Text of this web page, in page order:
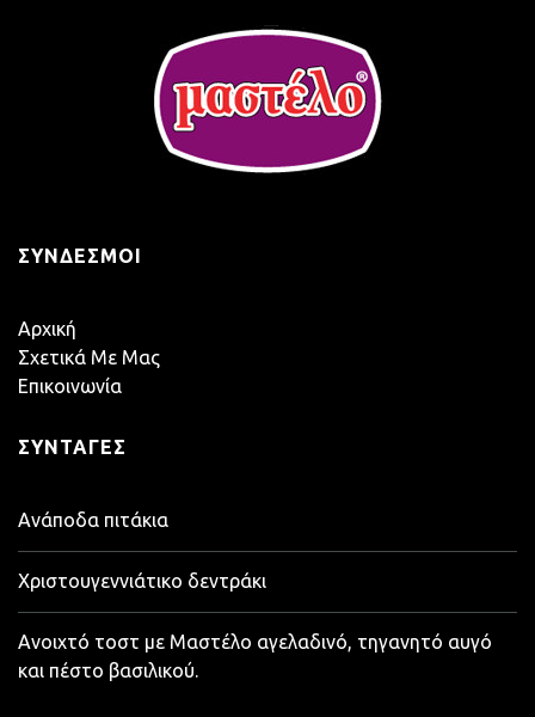
ΣΎΝΔΕΣΜΟΙ
Αρχική
Σχετικά Με Μας
Επικοινωνία
ΣΥΝΤΑΓΈΣ
Ανάποδα πιτάκια
Χριστουγεννιάτικο δεντράκι
Ανοιχτό τοστ με Μαστέλο αγελαδινό, τηγανητό αυγό
και πέστο βασιλικού.